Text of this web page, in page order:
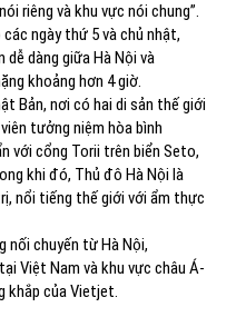
riêng và khu vực nói chung”.
ngày thứ 5 và chủ nhật,
dễ dàng giữa Hà Nội và
khoảng hơn 4 giờ.
Bản, nơi có hai di sản thế giới
tưởng niệm hòa bình
với cổng Torii trên biển Seto,
khi đó, Thủ đô Hà Nội là
nổi tiếng thế giới với ẩm thực
nối chuyến từ Hà Nội,
Việt Nam và khu vực châu Á-
khắp của Vietjet.